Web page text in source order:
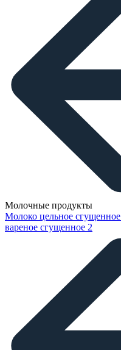
Молочные продукты
Молоко цельное сгущенное
вареное сгущенное 2